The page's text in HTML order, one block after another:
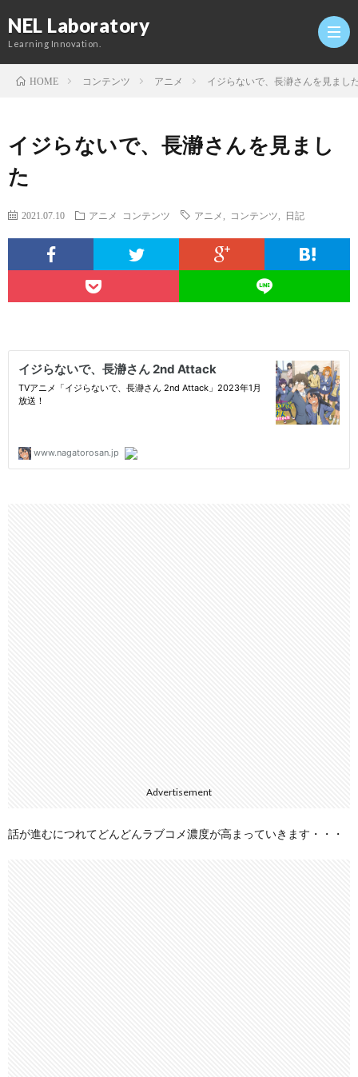
NEL Laboratory
Learning Innovation.
HOME コンテンツ アニメ イジらないで、長瀞さんを見まし
イジらないで、長瀞さんを見まし
た
2021.07.10 アニメ コンテンツ アニメ コンテンツ 日記
Advertisement
話が進むにつれてどんどんラブコメ濃度が高まっていきます・・・